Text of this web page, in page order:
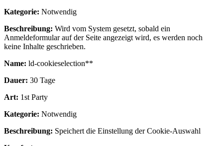
Kategorie: Notwendig
Beschreibung: Wird vom System gesetzt, sobald ein
Anmeldeformular auf der Seite angezeigt wird, es werden noch
keine Inhalte geschrieben.
Name: ld-cookieselection**
Dauer: 30 Tage
Art: 1st Party
Kategorie: Notwendig
Beschreibung: Speichert die Einstellung der Cookie-Auswahl